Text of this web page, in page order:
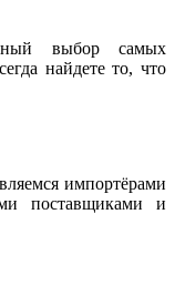
выбор самых
найдете то, что
импортёрами
поставщиками и